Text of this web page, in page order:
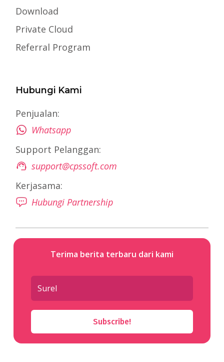
Download
Private Cloud
Referral Program
Hubungi Kami
Penjualan:
Whatsapp
Support Pelanggan:
support@cpssoft.com
Kerjasama:
Hubungi Partnership
Terima berita terbaru dari kami
Subscribe!